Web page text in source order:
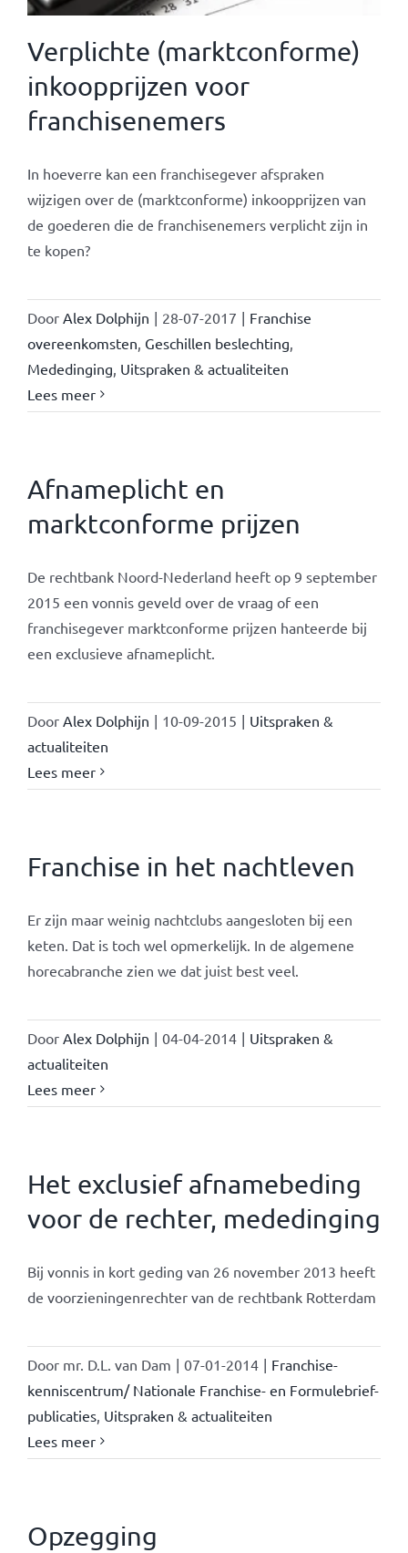
Verplichte (marktconforme)
inkoopprijzen voor
franchisenemers
In hoeverre kan een franchisegever afspraken
wijzigen over de (marktconforme) inkoopprijzen van
de goederen die de franchisenemers verplicht zijn in
te kopen?
Door Alex Dolphijn | 28-07-2017 | Franchise
overeenkomsten Geschillen beslechting
Mededinging Uitspraken & actualiteiten
Lees meer
Afnameplicht en
marktconforme prijzen
De rechtbank Noord-Nederland heeft op 9 september
2015 een vonnis geveld over de vraag of een
franchisegever marktconforme prijzen hanteerde bij
een exclusieve afnameplicht.
Door Alex Dolphijn | 10-09-2015 | Uitspraken &
actualiteiten
Lees meer
Franchise in het nachtleven
Er zijn maar weinig nachtclubs aangesloten bij een
keten. Dat is toch wel opmerkelijk. In de algemene
horecabranche zien we dat juist best veel.
Door Alex Dolphijn | 04-04-2014 | Uitspraken &
actualiteiten
Lees meer
Het exclusief afnamebeding
voor de rechter, mededinging
Bij vonnis in kort geding van 26 november 2013 heeft
de voorzieningenrechter van de rechtbank Rotterdam
Door mr. D.L. van Dam | 07-01-2014 | Franchise-
kenniscentrum/ Nationale Franchise- en Formulebrief-
publicaties Uitspraken & actualiteiten
Lees meer
Opzegging